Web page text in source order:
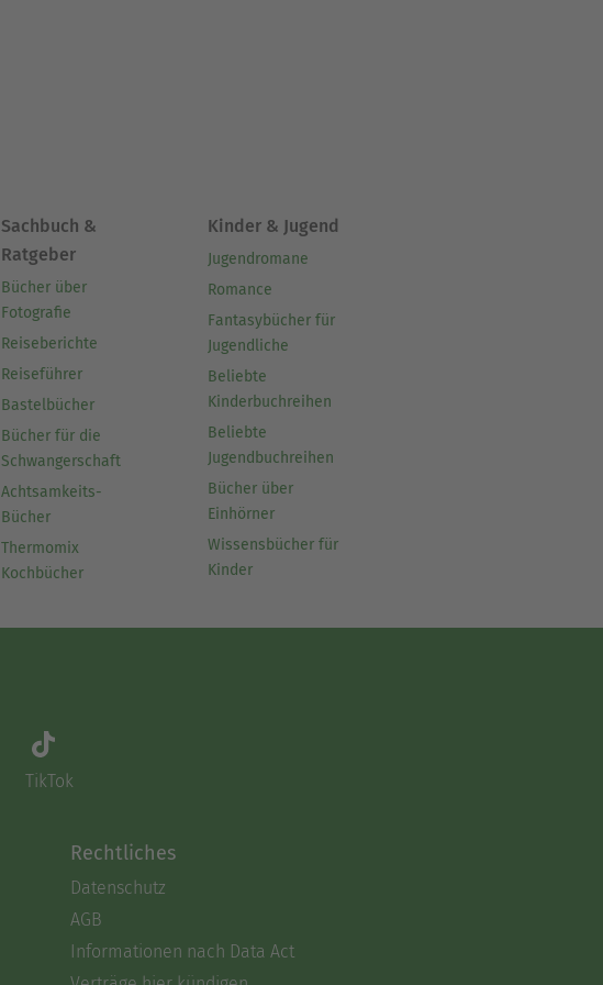
Sachbuch &
Ratgeber
Bücher über
Fotografie
Reiseberichte
Reiseführer
Bastelbücher
Bücher für die
Schwangerschaft
Achtsamkeits-
Bücher
Thermomix
Kochbücher
Kinder & Jugend
Jugendromane
Romance
Fantasybücher für
Jugendliche
Beliebte
Kinderbuchreihen
Beliebte
Jugendbuchreihen
Bücher über
Einhörner
Wissensbücher für
Kinder
TikTok
Rechtliches
Datenschutz
AGB
Informationen nach Data Act